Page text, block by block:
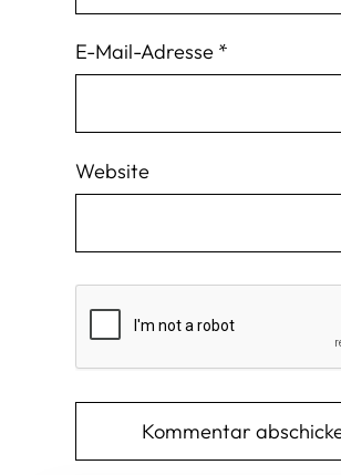
E-Mail-Adresse *
Website